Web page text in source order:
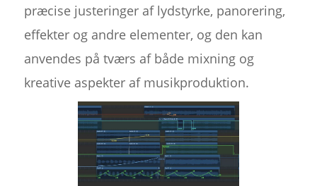
præcise justeringer af lydstyrke, panorering,
effekter og andre elementer, og den kan
anvendes på tværs af både mixning og
kreative aspekter af musikproduktion.